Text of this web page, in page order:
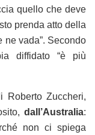
quello che deve
prenda atto della
ne vada”. Secondo
diffidato “è più
Roberto Zuccheri,
dall’Australia:
non ci spiega